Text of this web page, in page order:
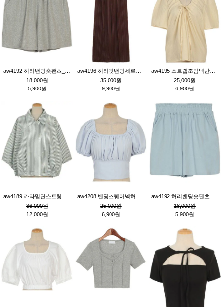
18,000원
5,900원
35,000원
9,900원
25,000원
6,900원
36,000원
12,000원
25,000원
6,900원
18,000원
5,900원